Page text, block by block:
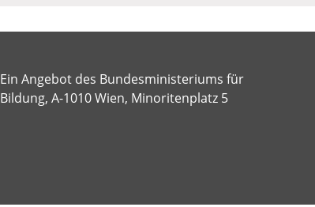
Ein Angebot des Bundesministeriums für
Bildung, A-1010 Wien, Minoritenplatz 5